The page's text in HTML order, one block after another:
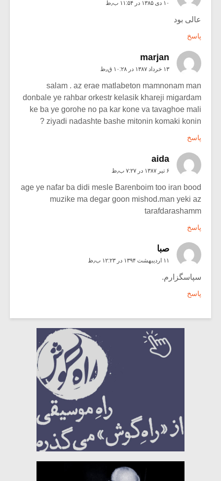
۱۰ دی ۱۳۸۵ در ۱۱:۵۴ ب٫ظ
عالی بود
پاسخ
marjan
۱۳ خرداد ۱۳۸۷ در ۱۰:۲۸ ق٫ظ
salam . az erae matlabeton mamnonam man
donbale ye rahbar orkestr kelasik khareji migardam
ke ba ye gorohe no pa kar kone va tavaghoe mali
ziyadi nadashte bashe mitonin komaki konin ?
پاسخ
aida
۶ تیر ۱۳۸۷ در ۷:۲۷ ب٫ظ
age ye nafar ba didi mesle Barenboim too iran bood
muzike ma degar goon mishod.man yeki az
tarafdarashamm
پاسخ
صبا
۱۱ اردیبهشت ۱۳۹۴ در ۱۲:۲۳ ب٫ظ
سپاسگزارم.
پاسخ